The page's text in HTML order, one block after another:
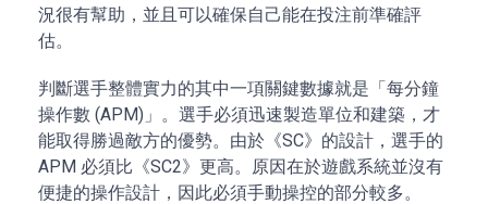
況很有幫助，並且可以確保自己能在投注前準確評
估。
判斷選手整體實力的其中一項關鍵數據就是「每分鐘
操作數 (APM)」。選手必須迅速製造單位和建築，才
能取得勝過敵方的優勢。由於《SC》的設計，選手的
APM 必須比《SC2》更高。原因在於遊戲系統並沒有
便捷的操作設計，因此必須手動操控的部分較多。